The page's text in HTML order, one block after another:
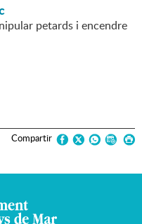
petards i encendre
Compartir